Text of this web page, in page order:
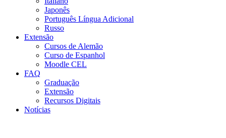
Japonês
Português Língua Adicional
Russo
Extensão
Cursos de Alemão
Curso de Espanhol
Moodle CEL
FAQ
Graduação
Extensão
Recursos Digitais
Notícias